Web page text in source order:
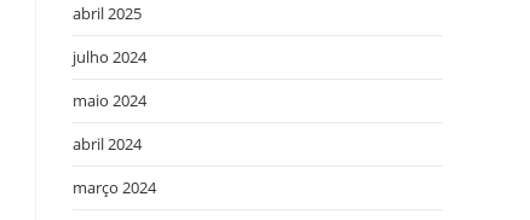
abril 2025
julho 2024
maio 2024
abril 2024
março 2024